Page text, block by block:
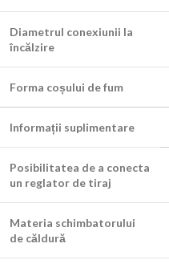
Diametrul conexiunii la
încălzire
Forma coșului de fum
Informații suplimentare
Posibilitatea de a conecta
un reglator de tiraj
Materia schimbatorului
de căldură